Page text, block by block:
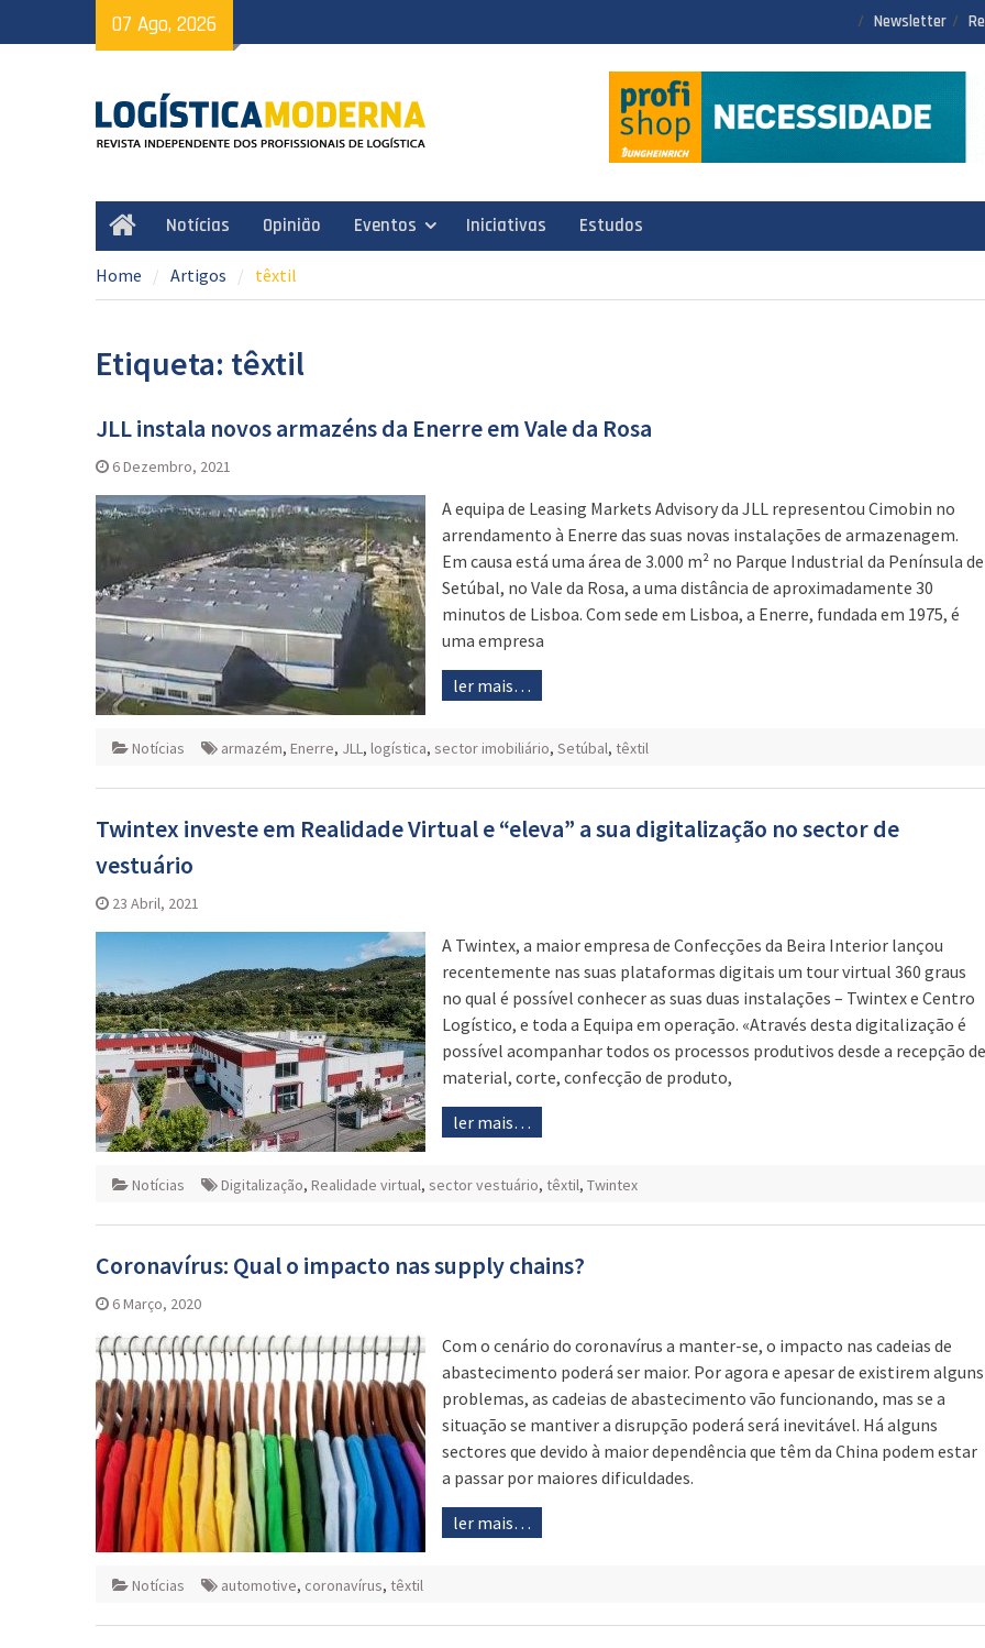
to
07 Ago, 2026 Newsletter
HomeNotícias Opinião Eventos Iniciativas Estudos
Home Artigos têxtil
Etiqueta: têxtil
JLL instala novos armazéns da Enerre em Vale da Rosa
6 Dezembro, 2021
A equipa de Leasing Markets Advisory da JLL representou Cimobin no
arrendamento à Enerre das suas novas instalações de armazenagem.
Em causa está uma área de 3.000 m² no Parque Industrial da Península de
Setúbal, no Vale da Rosa, a uma distância de aproximadamente 30
minutos de Lisboa. Com sede em Lisboa, a Enerre, fundada em 1975, é
uma empresa
ler mais…
Notícias armazém, Enerre, JLL , logística, sector imobiliário, Setúbal, têxtil
Twintex investe em Realidade Virtual e “eleva” a sua digitalização no sector de
vestuário
23 Abril, 2021
A Twintex, a maior empresa de Confecções da Beira Interior lançou
recentemente nas suas plataformas digitais um tour virtual 360 graus
no qual é possível conhecer as suas duas instalações – Twintex e Centro
Logístico, e toda a Equipa em operação. «Através desta digitalização é
possível acompanhar todos os processos produtivos desde a recepção de
material, corte, confecção de produto,
ler mais…
Notícias Digitalização, Realidade virtual, sector vestuário, têxtil, Twintex
Coronavírus: Qual o impacto nas supply chains?
6 Março, 2020
Com o cenário do coronavírus a manter-se, o impacto nas cadeias de
abastecimento poderá ser maior. Por agora e apesar de existirem alguns
problemas, as cadeias de abastecimento vão funcionando, mas se a
situação se mantiver a disrupção poderá será inevitável. Há alguns
sectores que devido à maior dependência que têm da China podem estar
a passar por maiores dificuldades.
ler mais…
Notícias automotive, coronavírus, têxtil